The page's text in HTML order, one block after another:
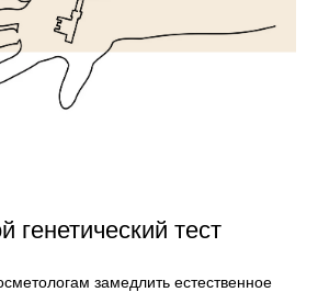
генетический тест
замедлить естественное